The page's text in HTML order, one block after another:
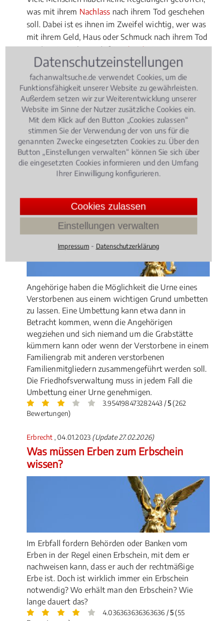
was mit ihrem Nachlass nach ihrem Tod geschehen
soll. Dabei ist es ihnen im Zweifel wichtig, wer was
mit ihrem Geld, Haus oder Schmuck nach ihrem Tod
macht. Ein Fachanwalt für
Erbrecht
Mönchengladbach Stadtmitte kann aufgrund seiner
jahrelangen Erfahrung und fachlichen Expertise alle
Fragen zur Errichtung und zum Inhalt eines
Testaments kompetent beantworten und dafür
sorgen, dass Ihr letzter Wille auch in Erfüllung geht.
Rechtsbeiträge zu Testament
(Update 03.07.2026)
Urnenbestattung- Wann ist eine
Umbettung erlaubt?
Angehörige haben die Möglichkeit die Urne eines
Verstorbenen aus einem wichtigen Grund umbetten
zu lassen. Eine Umbettung kann etwa dann in
Betracht kommen, wenn die Angehörigen
wegziehen und sich niemand um die Grabstätte
kümmern kann oder wenn der Verstorbene in einem
Familiengrab mit anderen verstorbenen
Familienmitgliedern zusammengeführt werden soll.
Die Friedhofsverwaltung muss in jedem Fall die
Umbettung einer Urne genehmigen.
3.954198473282443 /5(262
Bewertungen)
Erbrecht , 04.01.2023 (Update 27.02.2026)
Was müssen Erben zum Erbschein
wissen?
Im Erbfall fordern Behörden oder Banken vom
Erben in der Regel einen Erbschein, mit dem er
nachweisen kann, dass er auch der rechtmäßige
Erbe ist. Doch ist wirklich immer ein Erbschein
notwendig? Wo erhält man den Erbschein? Wie
lange dauert das?
4.036363636363636 /5(55
Datenschutzeinstellungen
fachanwaltsuche.de verwendet Cookies, um die
Funktionsfähigkeit unserer Website zu gewährleisten.
Außerdem setzen wir zur Weiterentwicklung unserer
Website im Sinne der Nutzer zusätzliche Cookies ein.
Mit dem Klick auf den Button „Cookies zulassen“
stimmen Sie der Verwendung der von uns für die
genannten Zwecke eingesetzten Cookies zu. Über den
Button „Einstellungen verwalten“ können Sie sich über
die eingesetzten Cookies informieren und den Umfang
Ihrer Einwilligung konfigurieren.
Cookies zulassen
Einstellungen verwalten
Impressum ⁃ Datenschutzerklärung